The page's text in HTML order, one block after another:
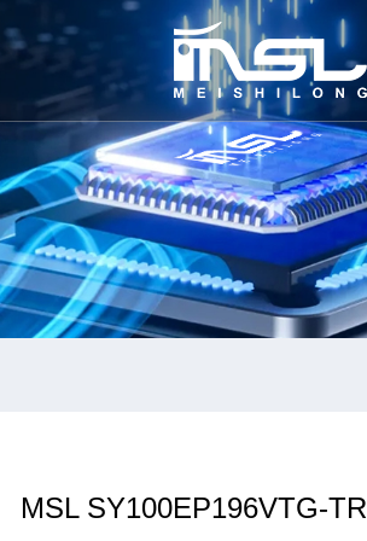
MSL SY100EP196VTG-TR